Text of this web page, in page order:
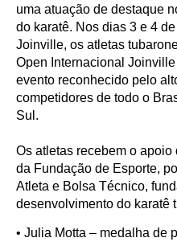
uma atuação de destaque
do karatê. Nos dias 3 e 4
Joinville, os atletas
Open Internacional
evento reconhecido pelo
competidores de todo o
Sul.
Os atletas recebem o
da Fundação de Esporte,
Atleta e Bolsa Técnico,
desenvolvimento do karatê
• Julia Motta – medalha de